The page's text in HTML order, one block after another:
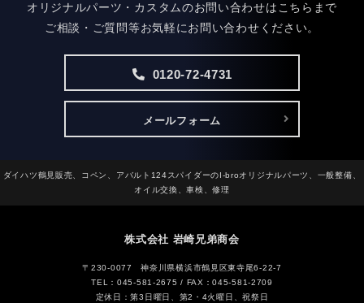
オリジナルパーツ・カスタムのお問い合わせはこちらまで
ご相談・ご質問等お気軽にお問い合わせください。
0120-72-4731
メールフォーム
ダイハツ鶴見販売、コペン、アバルト124スパイダーのI-broオリジナルパーツ、一般整備、
オイル交換、車検、修理
株式会社 岩崎兄弟商会
〒230-0077 神奈川県横浜市鶴見区東寺尾6-22-7
TEL：045-581-2675 / FAX：045-581-2709
定休日：第3日曜日、第2・4火曜日、祝祭日